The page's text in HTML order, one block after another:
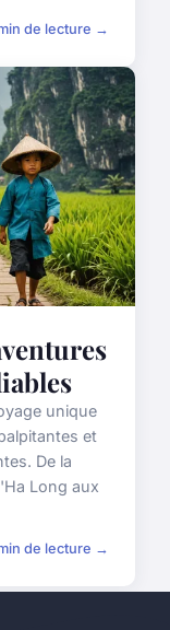
de lecture →
unique
et
De la
Long aux
de lecture →